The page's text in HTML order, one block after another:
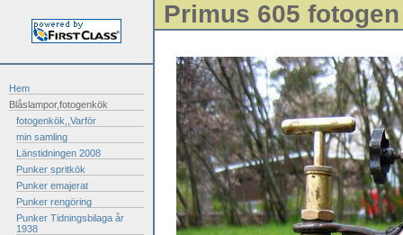
Hem
Blåslampor,fotogenkök
fotogenkök,,Varför
min samling
Länstidningen 2008
Punker spritkök
Punker emajerat
Punker rengöring
Punker Tidningsbilaga år
1938
Primus 605